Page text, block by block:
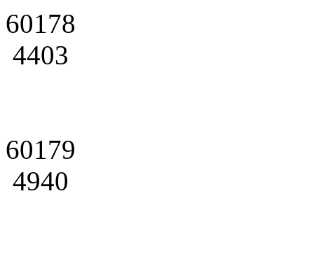
60178
4403
60179
4940